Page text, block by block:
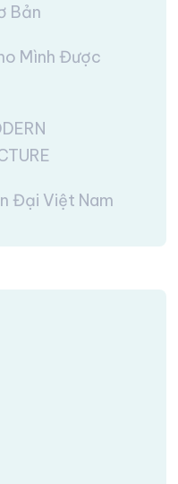
Bản
Mình Được
Đại Việt Nam